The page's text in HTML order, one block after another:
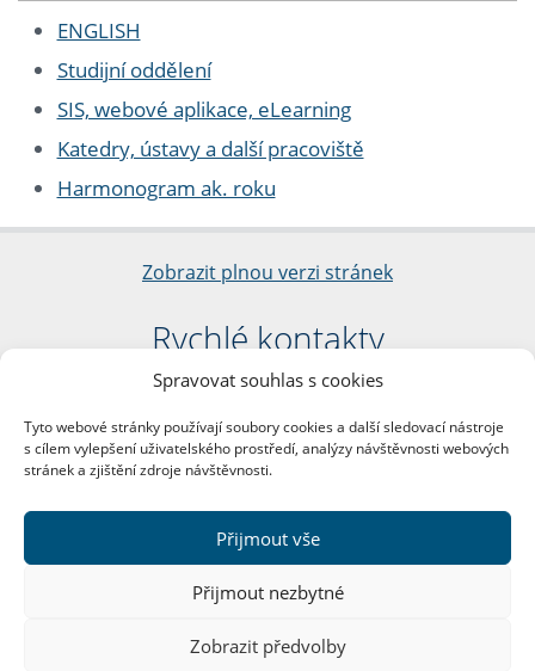
Spravovat souhlas s cookies
Tyto webové stránky používají soubory cookies a další sledovací nástroje
s cílem vylepšení uživatelského prostředí, analýzy návštěvnosti webových
stránek a zjištění zdroje návštěvnosti.
Přijmout vše
Přijmout nezbytné
Zobrazit předvolby
ENGLISH
Studijní oddělení
SIS, webové aplikace, eLearning
Katedry, ústavy a další pracoviště
Harmonogram ak. roku
Zobrazit plnou verzi stránek
Rychlé kontakty
Filozofická fakulta
nám. Jana Palacha 1/2
116 38 Praha 1
DIČ: CZ00216208
Další kontakty